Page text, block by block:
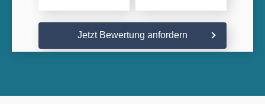
Jetzt Bewertung anfordern